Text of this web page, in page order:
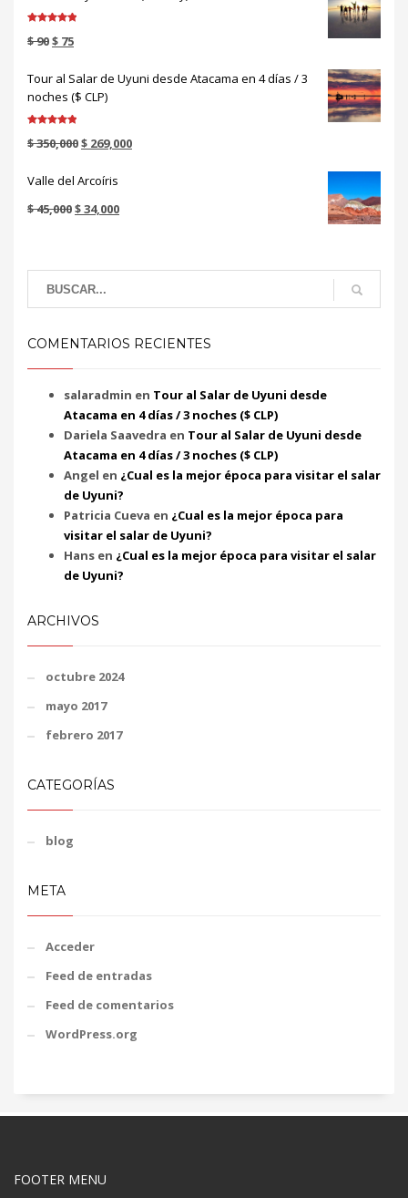
5.00de 5
$90$ 75
Tour al Salar de Uyuni desde Atacama en 4 días / 3
noches ($ CLP)
5.00de 5
$350,000$ 269,000
Valle del Arcoíris
$45,000$34,000
COMENTARIOS RECIENTES
salaradmin en Tour al Salar de Uyuni desde
Atacama en 4 días / 3 noches ($ CLP)
Dariela Saavedra en Tour al Salar de Uyuni desde
Atacama en 4 días / 3 noches ($ CLP)
Angel en ¿Cual es la mejor época para visitar el salar
de Uyuni?
Patricia Cueva en ¿Cual es la mejor época para
visitar el salar de Uyuni?
Hans en ¿Cual es la mejor época para visitar el salar
de Uyuni?
ARCHIVOS
octubre 2024
mayo 2017
febrero 2017
CATEGORÍAS
blog
META
Acceder
Feed de entradas
Feed de comentarios
WordPress.org
FOOTER MENU